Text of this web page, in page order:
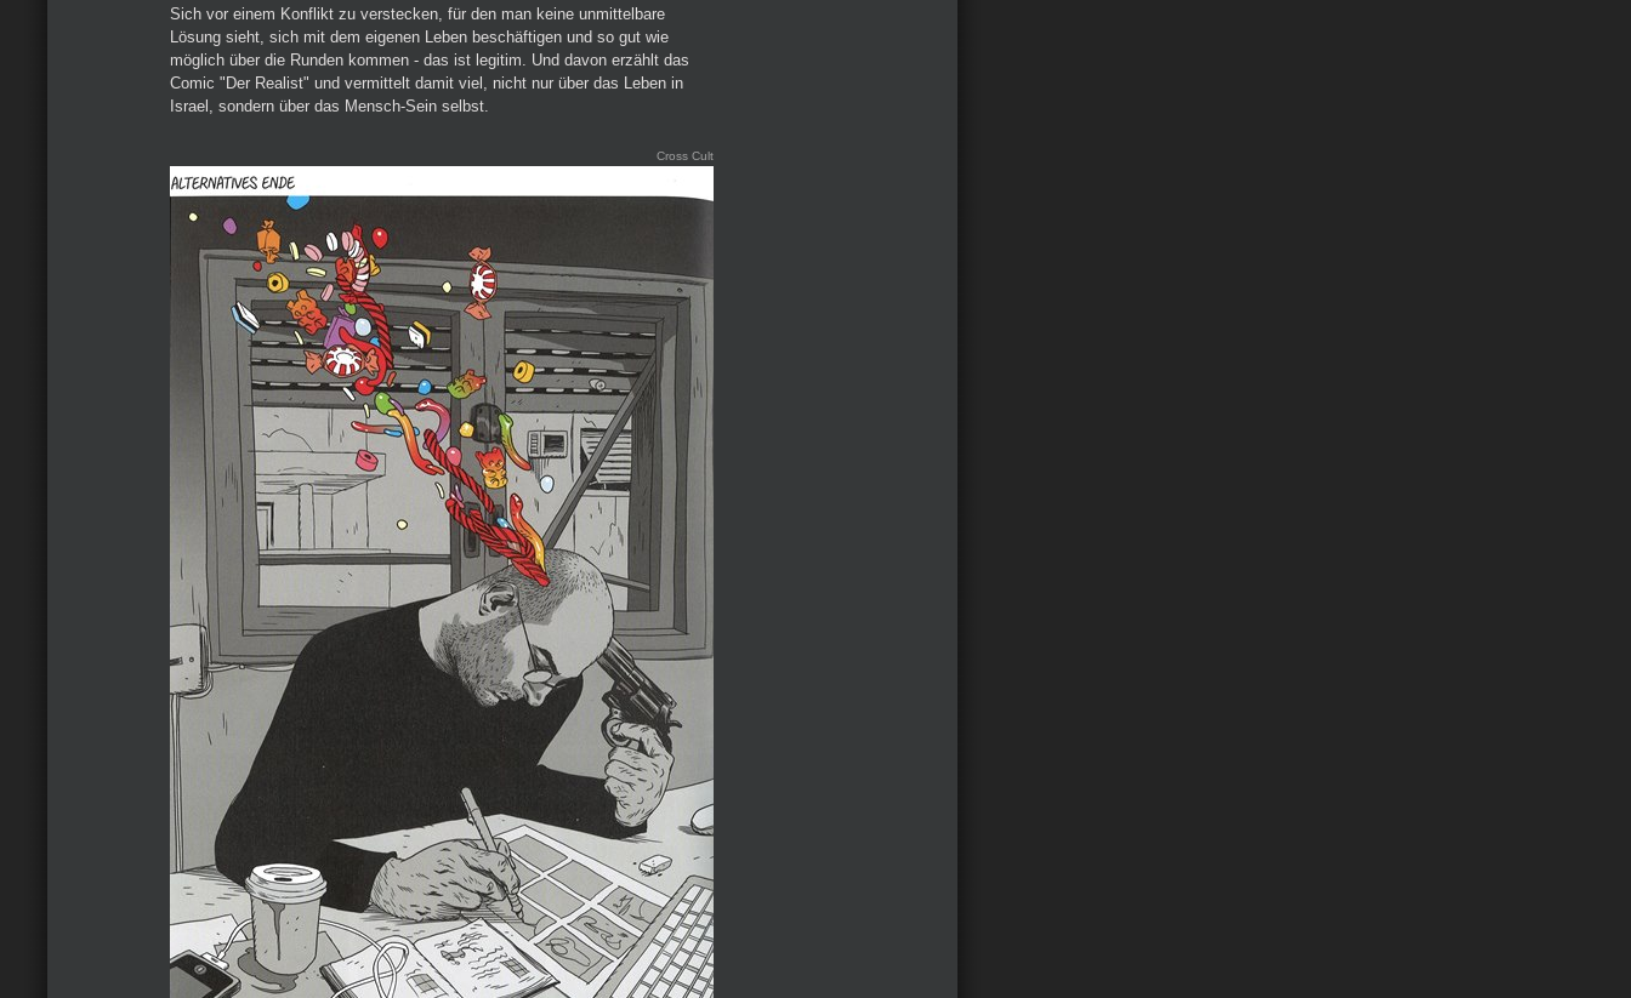
Sich vor einem Konflikt zu verstecken, für den man keine unmittelbare
Lösung sieht, sich mit dem eigenen Leben beschäftigen und so gut wie
möglich über die Runden kommen - das ist legitim. Und davon erzählt das
Comic "Der Realist" und vermittelt damit viel, nicht nur über das Leben in
Israel, sondern über das Mensch-Sein selbst.
Cross Cult